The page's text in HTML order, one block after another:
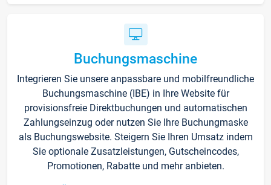
Buchungsmaschine
Integrieren Sie unsere anpassbare und mobilfreundliche
Buchungsmaschine (IBE) in Ihre Website für
provisionsfreie Direktbuchungen und automatischen
Zahlungseinzug oder nutzen Sie Ihre Buchungmaske
als Buchungswebsite. Steigern Sie Ihren Umsatz indem
Sie optionale Zusatzleistungen, Gutscheincodes,
Promotionen, Rabatte und mehr anbieten.